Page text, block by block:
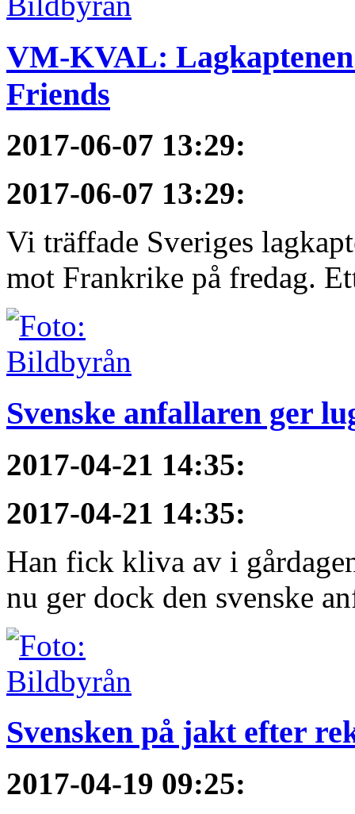
VM-KVAL:
Friends
2017-06-07 13:29:
2017-06-07 13:29:
Vi träffade Sveriges
mot Frankrike på fredag.
Svenske anfallaren ger
2017-04-21 14:35:
2017-04-21 14:35:
Han fick kliva av i
nu ger dock den svenske
Svensken på jakt efter
2017-04-19 09:25: